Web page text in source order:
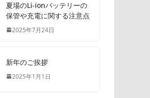
夏場のLi-ionバッテリーの
保管や充電に関する注意点
2025年7月24日
新年のご挨拶
2025年1月1日